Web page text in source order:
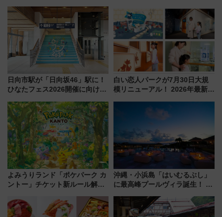
【2026年8月5日～25日】
歩1キロ超え！ 知っておきたい
変更点まとめ
日向市駅が「日向坂46」駅に！
ひなたフェス2026開催に向けJR
全力応援 夜行列車「ドリーム
おひさま号」も走る
白い恋人パークが7月30日大規
模リニューアル！ 2026年最新の
と料金・アクセスを徹底解説
よみうりランド「ポケパーク カ
ントー」チケット新ルール解
本人確認が11月スタート
沖縄・小浜島「はいむるぶし」
に最高峰プールヴィラ誕生！ 石
美旅「何もしない贅沢」を体験
してみない？